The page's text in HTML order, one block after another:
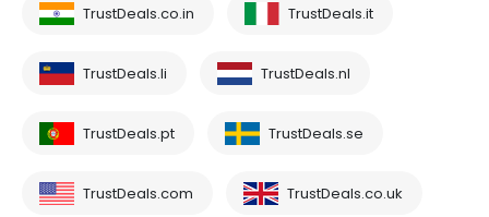
TrustDeals.co.in TrustDeals.it
TrustDeals.li TrustDeals.nl
TrustDeals.pt TrustDeals.se
TrustDeals.com TrustDeals.co.uk